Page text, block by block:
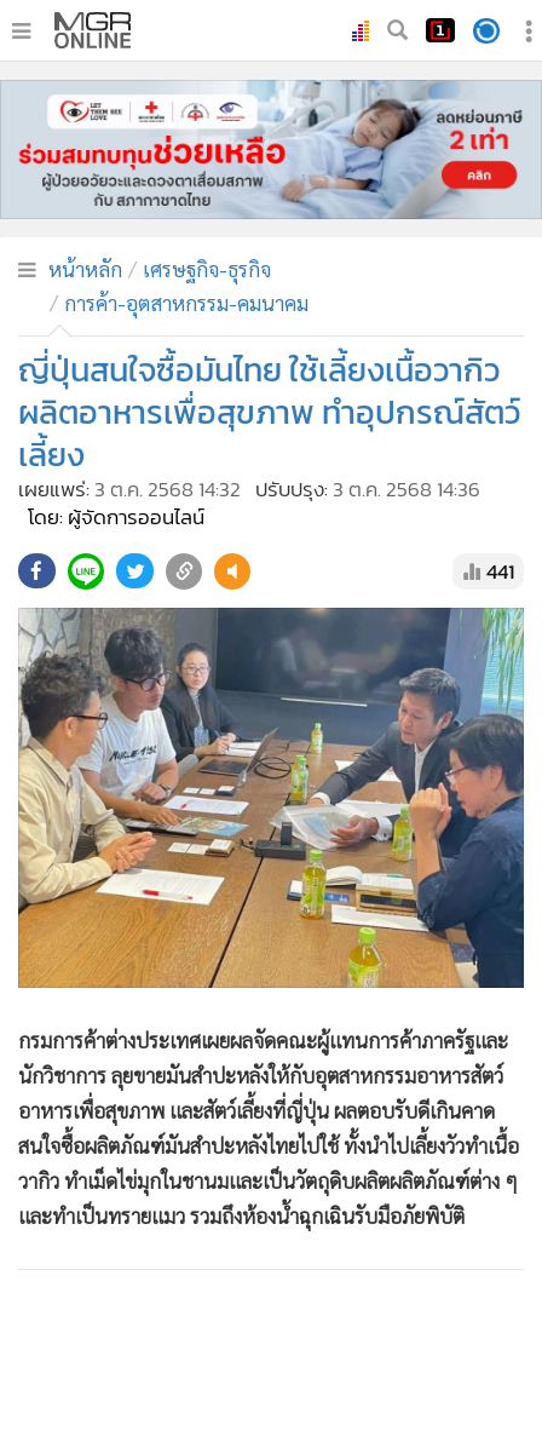
หน้าหลัก
ทันเหตุการณ์
• ภาคใต้
• บันเทิง
ผู้จัดการรายวัน
คอลัมนิสต์
ละคร
• CbizReview
• Cyber BIZ
• ผู้จัดกวน
• Green Innovation & SD
• Management & HR
MGR Live
• Infographic
•
การเมือง
• ท่องเที่ยว
• กีฬา
• ต่างประเทศ
• Special Scoop
• เศรษฐกิจ-ธุรกิจ
•
• ชุมชน-คุณภาพชีวิต
• อาชญากรรม
• Motoring
• เกม
• วิทยาศาสตร์
• SMEs
• หุ้น
หน้าหลัก
เศรษฐกิจ-ธุรกิจ
การค้า-อุตสาหกรรม-คมนาคม
ญี่ปุ่นสนใจซื้อมันไทย ใช้เลี้ยงเนื้อวากิว
ผลิตอาหารเพื่อสุขภาพ ทำอุปกรณ์สัตว์
เลี้ยง
เผยแพร่: 3 ต.ค. 2568 14:32 ปรับปรุง: 3 ต.ค. 2568 14:36
โดย: ผู้จัดการออนไลน์
441
กรมการค้าต่างประเทศเผยผลจัดคณะผู้แทนการค้าภาครัฐและ
นักวิชาการ ลุยขายมันสำปะหลังให้กับอุตสาหกรรมอาหารสัตว์
อาหารเพื่อสุขภาพ และสัตว์เลี้ยงที่ญี่ปุ่น ผลตอบรับดีเกินคาด
สนใจซื้อผลิตภัณฑ์มันสำปะหลังไทยไปใช้ ทั้งนำไปเลี้ยงวัวทำเนื้อ
วากิว ทำเม็ดไข่มุกในชานมและเป็นวัตถุดิบผลิตผลิตภัณฑ์ต่าง ๆ
และทำเป็นทรายแมว รวมถึงห้องน้ำฉุกเฉินรับมือภัยพิบัติ